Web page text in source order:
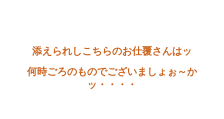
添えられしこちらのお仕覆さんはッ
何時ごろのものでございましょぉ～か
ッ・・・・